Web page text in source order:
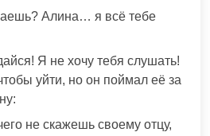
Алина… я всё тебе
Я не хочу тебя слушать!
уйти, но он поймал её за
не скажешь своему отцу,